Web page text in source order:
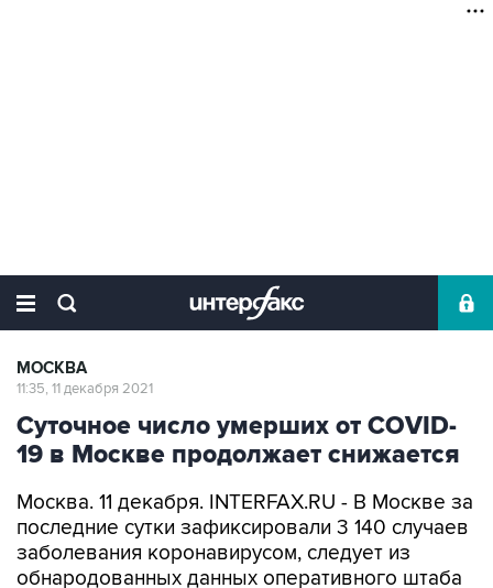
МОСКВА
11:35, 11 декабря 2021
Суточное число умерших от COVID-
19 в Москве продолжает снижается
Москва. 11 декабря. INTERFAX.RU - В Москве за
последние сутки зафиксировали 3 140 случаев
заболевания коронавирусом, следует из
обнародованных данных оперативного штаба